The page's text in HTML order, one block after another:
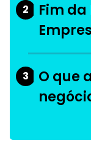
2
Fim da
3
O que